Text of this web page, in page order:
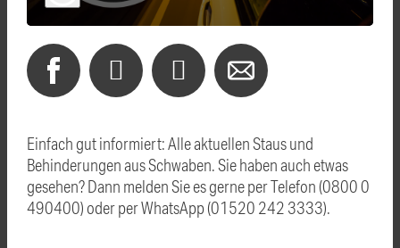
Einfach gut informiert: Alle aktuellen Staus und
Behinderungen aus Schwaben. Sie haben auch etwas
gesehen? Dann melden Sie es gerne per Telefon (0800 0
490400) oder per WhatsApp (01520 242 3333).